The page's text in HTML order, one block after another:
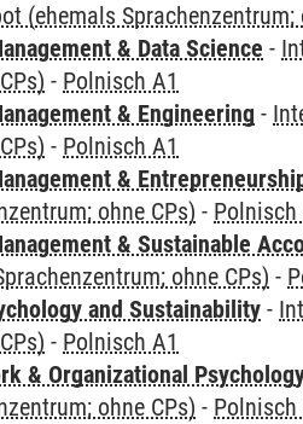
(ehemals Sprachenzentrum;
& Data Science -
- Polnisch A1
& Engineering -
- Polnisch A1
&
ohne CPs) - Polnisch
& Sustainable
ohne CPs) -
and Sustainability -
- Polnisch A1
& Organizational
ohne CPs) - Polnisch